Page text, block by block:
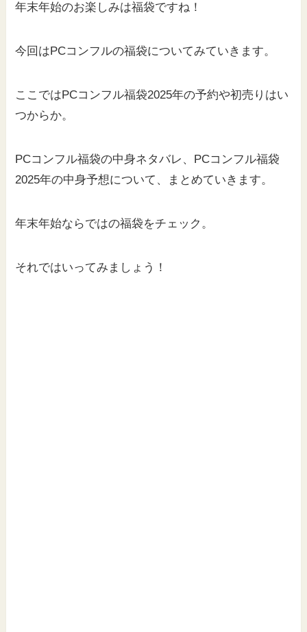
年末年始のお楽しみは福袋ですね！
今回はPCコンフルの福袋についてみていきます。
ここではPCコンフル福袋2025年の予約や初売りはい
つからか。
PCコンフル福袋の中身ネタバレ、PCコンフル福袋
2025年の中身予想について、まとめていきます。
年末年始ならではの福袋をチェック。
それではいってみましょう！